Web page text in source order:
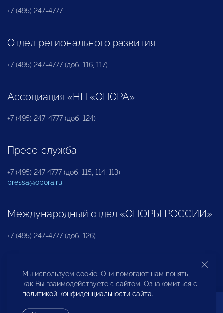
+7 (495) 247-4777
Отдел регионального развития
+7 (495) 247-4777 (доб. 116, 117)
Ассоциация «НП «ОПОРА»
+7 (495) 247-4777 (доб. 124)
Пресс-служба
+7 (495) 247 4777 (доб. 115, 114, 113)
pressa@opora.ru
Международный отдел «ОПОРЫ РОССИИ»
+7 (495) 247-4777 (доб. 126)
Бюро по защите прав предпринимателей и
инвесторов
Мы используем cookie. Они помогают нам понять,
как Вы взаимодействуете с сайтом. Ознакомиться с
политикой конфиденциальности сайта.